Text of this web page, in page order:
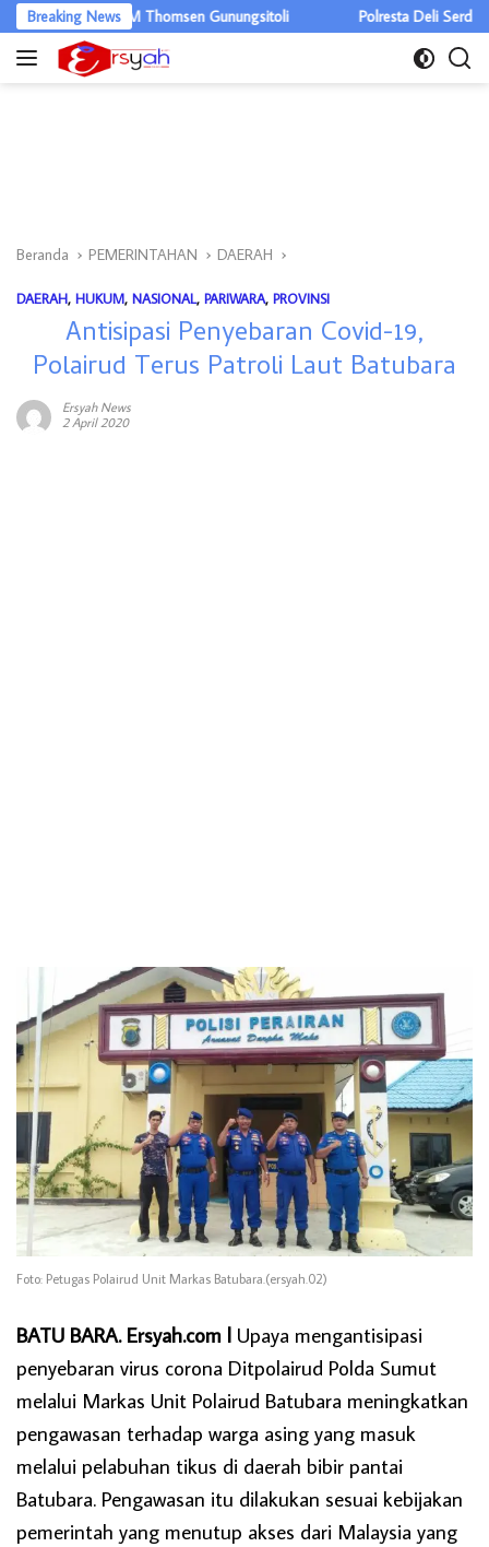
Langsung
ke
Breaking News
M Thomsen Gunungsitoli Polresta Deli Serdang Musnahkan
Beranda PEMERINTAHAN DAERAH
DAERAH, HUKUM, NASIONAL, PARIWARA, PROVINSI
Antisipasi Penyebaran Covid-19,
Polairud Terus Patroli Laut Batubara
Ersyah News
2 April 2020
Foto: Petugas Polairud Unit Markas Batubara.(ersyah.02)
BATU BARA. Ersyah.com l Upaya mengantisipasi
penyebaran virus corona Ditpolairud Polda Sumut
melalui Markas Unit Polairud Batubara meningkatkan
pengawasan terhadap warga asing yang masuk
melalui pelabuhan tikus di daerah bibir pantai
Batubara. Pengawasan itu dilakukan sesuai kebijakan
pemerintah yang menutup akses dari Malaysia yang